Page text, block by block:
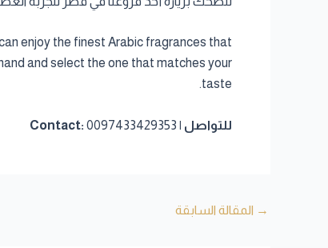
enjoy the finest Arabic fragrances that
and select the one that matches your
taste.
للتواصل | Contact: 0097433429353
→ المقالة السابقة